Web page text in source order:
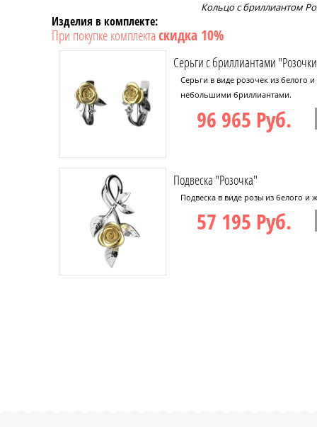
Кольцо с бриллиантом
Изделия в комплекте:
При покупке комплекта скидка 10%
Серьги с бриллиантами
Серьги в виде розочек из белого
небольшими бриллиантами.
96 965 Руб.
Подвеска "Розочка"
Подвеска в виде розы из белого и
57 195 Руб.